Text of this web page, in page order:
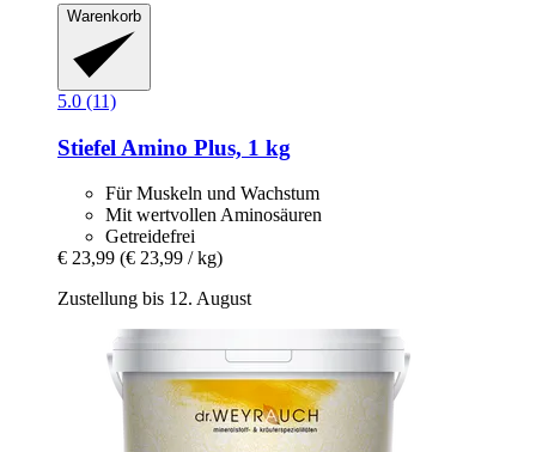
Warenkorb
5.0 (11)
Stiefel Amino Plus, 1 kg
Für Muskeln und Wachstum
Mit wertvollen Aminosäuren
Getreidefrei
€ 23,99 (€ 23,99 / kg)
Zustellung bis 12. August